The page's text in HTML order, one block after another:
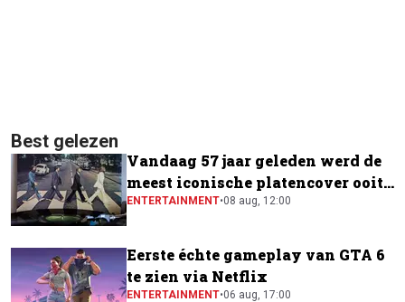
Best gelezen
Vandaag 57 jaar geleden werd de
meest iconische platencover ooit
gemaakt
ENTERTAINMENT•08 aug, 12:00
Eerste échte gameplay van GTA 6
te zien via Netflix
ENTERTAINMENT•06 aug, 17:00